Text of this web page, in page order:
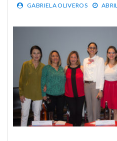
GABRIELA OLIVEROS